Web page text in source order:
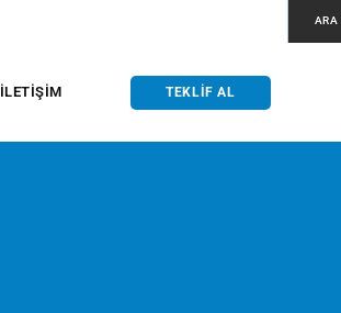
ARA
İLETIŞIM TEKLIF AL